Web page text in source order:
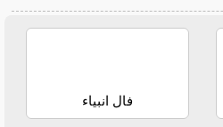
فال انبیاء